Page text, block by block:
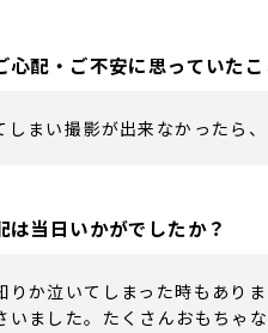
心配・ご不安に思っていた
しまい撮影が出来なかったら
は当日いかがでしたか？
りか泣いてしまった時もあり
いました。たくさんおもちゃ